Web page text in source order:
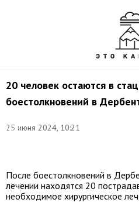
20 человек остаются в
боестолкновений в
25 июня 2024, 10:21
Муса
После боестолкновений в
лечении находятся 20
необходимое хирургическое